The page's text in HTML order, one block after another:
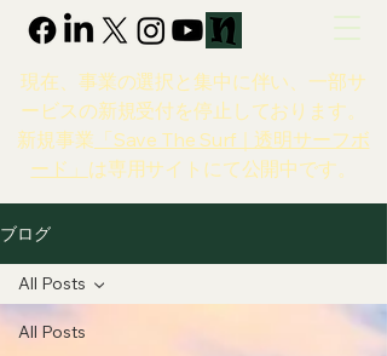
現在、事業の選択と集中に伴い、一部サ
ービスの新規受付を停止しております。
新規事業 「Save The Surf｜透明サーフボ
ード」 は専用サイトにて公開中です。
ブログ
All Posts
All Posts